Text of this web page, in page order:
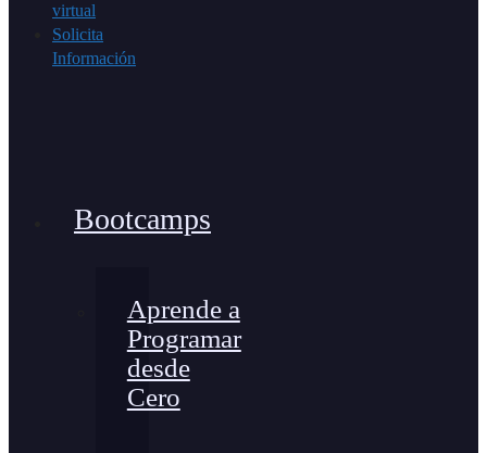
virtual
Solicita
Información
Bootcamps
Aprende a
Programar
desde
Cero